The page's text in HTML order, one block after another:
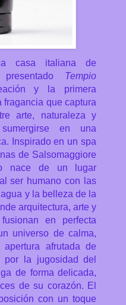
casa italiana de
Tempio
y la primera
fragancia que captura
arte, naturaleza y
en una
Inspirado en un spa
de Salsomaggiore
nace de un lugar
ser humano con las
y la belleza de la
arquitectura, arte y
en perfecta
universo de calma,
afrutada de
por la jugosidad del
de forma delicada,
de su corazón. El
con un toque